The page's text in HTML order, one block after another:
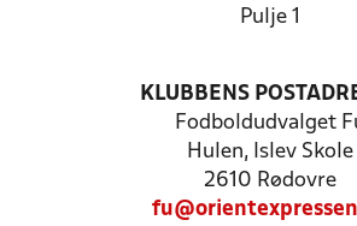
Pulje 1
KLUBBENS
Fodboldudvalget
Hulen, Islev Skole
2610 Rødovre